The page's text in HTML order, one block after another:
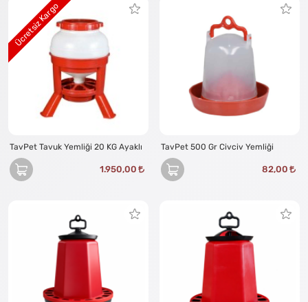
Ücretsiz Kargo
TavPet Tavuk Yemliği 20 KG Ayaklı
1.950,00
TavPet 500 Gr Civciv Yemliği
82,00